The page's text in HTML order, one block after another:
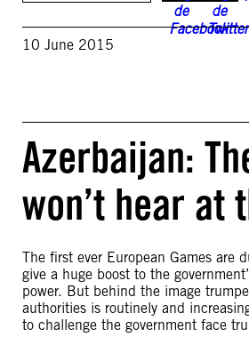
10 June 2015
Azerbaijan:
won’t hear at
The first ever European Games
give a huge boost to the
power. But behind the image
authorities is routinely and
to challenge the government face